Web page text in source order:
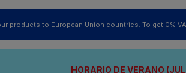
products to European Union countries. To get 0%
HORARIO DE VERANO